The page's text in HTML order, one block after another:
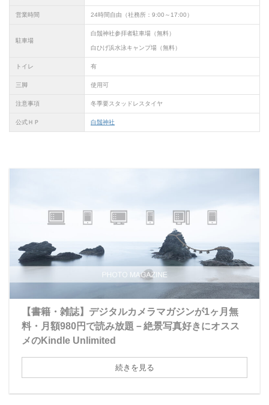
営業時間 24時間自由（社務所：9:00～17:00）
駐車場
白鬚神社参拝者駐車場（無料）
白ひげ浜水泳キャンプ場（無料）
トイレ 有
三脚 使用可
注意事項 冬季要スタッドレスタイヤ
公式ＨＰ 白鬚神社
【書籍・雑誌】デジタルカメラマガジンが1ヶ月無
料・月額980円で読み放題－絶景写真好きにオスス
メのKindle Unlimited
続きを見る